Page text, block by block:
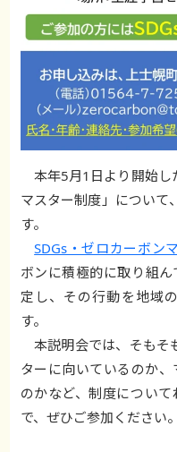
本年5月1日より開始し
マスター制度」について
す。
SDGs・ゼロカーボン
ボンに積極的に取り組
定し、その行動を地域
す。
本説明会では、そもそ
ターに向いているのか
のかなど、制度につい
で、ぜひご参加ください。